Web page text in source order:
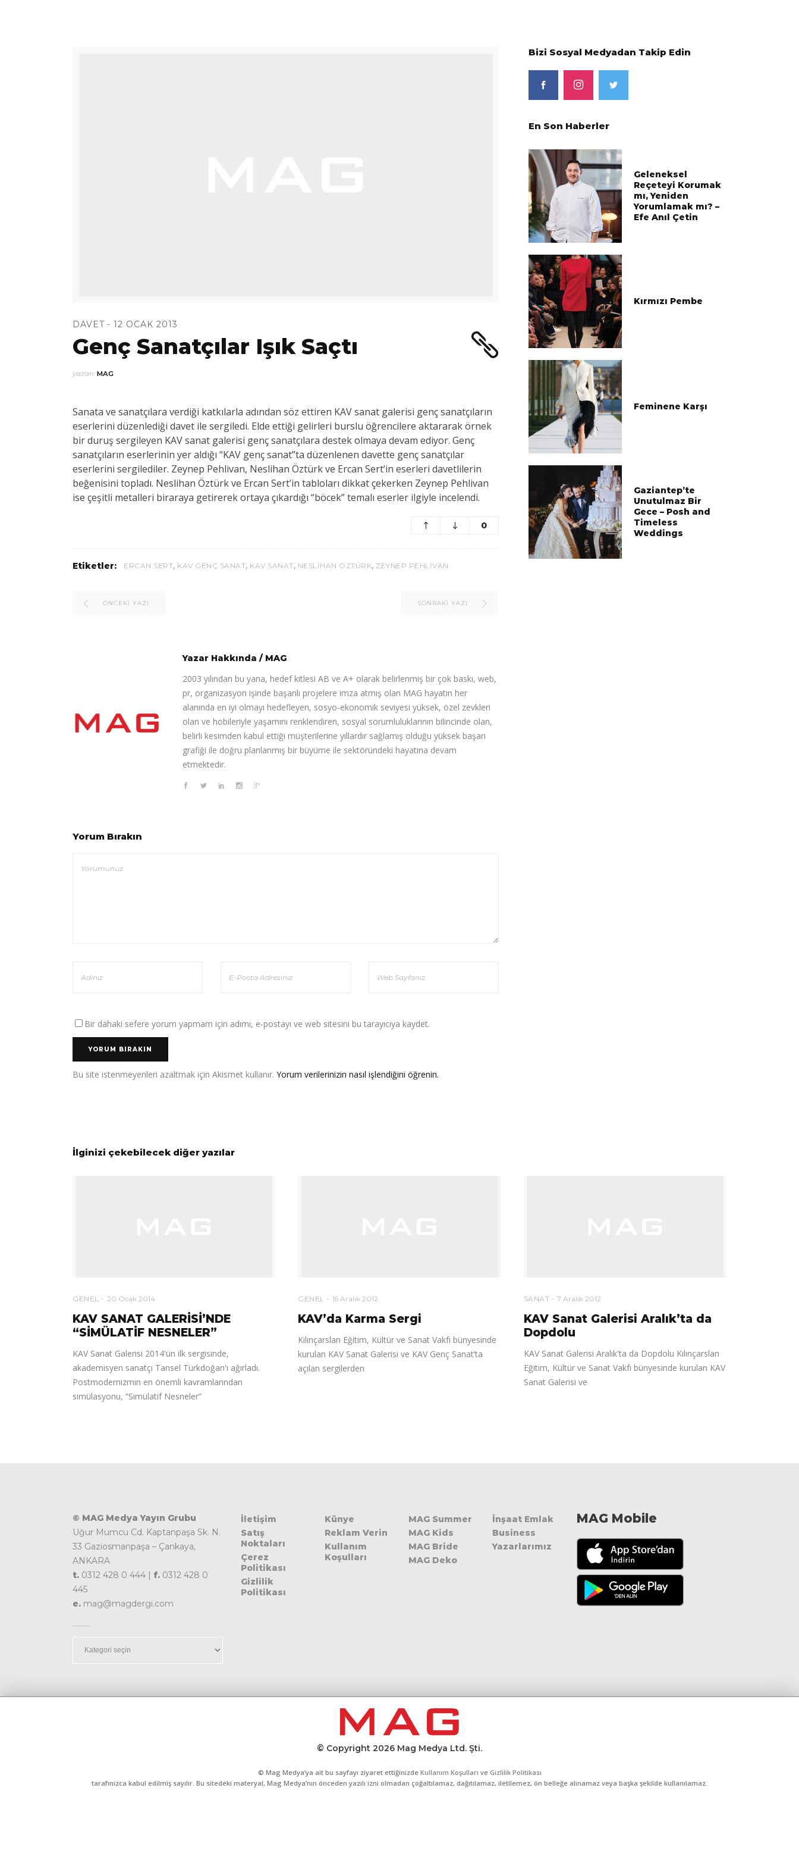
DAVET 12 OCAK 2013
Genç Sanatçılar Işık Saçtı
yazan: MAG
Sanata ve sanatçılara verdiği katkılarla adından söz ettiren KAV sanat galerisi genç sanatçıların
eserlerini düzenlediği davet ile sergiledi. Elde ettiği gelirleri burslu öğrencilere aktararak örnek
bir duruş sergileyen KAV sanat galerisi genç sanatçılara destek olmaya devam ediyor. Genç
sanatçıların eserlerinin yer aldığı “KAV genç sanat”ta düzenlenen davette genç sanatçılar
eserlerini sergilediler. Zeynep Pehlivan, Neslihan Öztürk ve Ercan Sert’in eserleri davetlilerin
beğenisini topladı. Neslihan Öztürk ve Ercan Sert’in tabloları dikkat çekerken Zeynep Pehlivan
ise çeşitli metalleri biraraya getirerek ortaya çıkardığı “böcek” temalı eserler ilgiyle incelendi.
0
Etiketler: ERCAN SERT, KAV GENÇ SANAT, KAV SANAT, NESLIHAN ÖZTÜRK, ZEYNEP PEHLIVAN
ÖNCEKI YAZI SONRAKI YAZI
Yazar Hakkında / MAG
2003 yılından bu yana, hedef kitlesi AB ve A+ olarak belirlenmiş bir çok baskı, web,
pr, organizasyon işinde başarılı projelere imza atmış olan MAG hayatın her
alanında en iyi olmayı hedefleyen, sosyo-ekonomik seviyesi yüksek, özel zevkleri
olan ve hobileriyle yaşamını renklendiren, sosyal sorumluluklarının bilincinde olan,
belirli kesimden kabul ettiği müşterilerine yıllardır sağlamış olduğu yüksek başarı
grafiği ile doğru planlanmış bir büyüme ile sektöründeki hayatına devam
etmektedir.
Yorum Bırakın
Bir dahaki sefere yorum yapmam için adımı, e-postayı ve web sitesini bu tarayıcıya kaydet.
Bu site istenmeyenleri azaltmak için Akismet kullanır. Yorum verilerinizin nasıl işlendiğini öğrenin.
Bizi Sosyal Medyadan Takip Edin
En Son Haberler
Geleneksel
Reçeteyi Korumak
mı, Yeniden
Yorumlamak mı? –
Efe Anıl Çetin
Kırmızı Pembe
Feminene Karşı
Gaziantep’te
Unutulmaz Bir
Gece – Posh and
Timeless
Weddings
İlginizi çekebilecek diğer yazılar
GENEL 20 Ocak 2014
KAV SANAT GALERİSİ’NDE
“SİMÜLATİF NESNELER”
KAV Sanat Galerisi 2014'ün ilk sergisinde,
akademisyen sanatçı Tansel Türkdoğan'ı ağırladı.
Postmodernizmin en önemli kavramlarından
simülasyonu, “Simülatif Nesneler”
GENEL 15 Aralık 2012
KAV’da Karma Sergi
Kılınçarslan Eğitim, Kültür ve Sanat Vakfı bünyesinde
kurulan KAV Sanat Galerisi ve KAV Genç Sanat’ta
açılan sergilerden
SANAT 7 Aralık 2012
KAV Sanat Galerisi Aralık’ta da
Dopdolu
KAV Sanat Galerisi Aralık'ta da Dopdolu Kılınçarslan
Eğitim, Kültür ve Sanat Vakfı bünyesinde kurulan KAV
Sanat Galerisi ve
© MAG Medya Yayın Grubu
Uğur Mumcu Cd. Kaptanpaşa Sk. N.
33 Gaziosmanpaşa – Çankaya,
ANKARA
t. 0312 428 0 444 | f. 0312 428 0
445
e. mag@magdergi.com
İletişim
Satış
Noktaları
Çerez
Politikası
Gizlilik
Politikası
Künye
Reklam Verin
Kullanım
Koşulları
MAG Summer
MAG Kids
MAG Bride
MAG Deko
İnşaat Emlak
Business
Yazarlarımız
MAG Mobile
© Copyright 2026 Mag Medya Ltd. Şti.
© Mag Medya’ya ait bu sayfayı ziyaret ettiğinizde Kullanım Koşulları ve Gizlilik Politikası
tarafınızca kabul edilmiş sayılır. Bu sitedeki materyal, Mag Medya’nın önceden yazılı izni olmadan çoğaltılamaz, dağıtılamaz, iletilemez, ön belleğe alınamaz veya başka şekilde kullanılamaz.